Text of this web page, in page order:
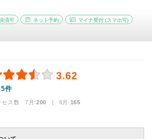
済可 ネット予約 マイナ受付 (スマホ可)
3.62
5件
セス数 7月:200 | 6月:165